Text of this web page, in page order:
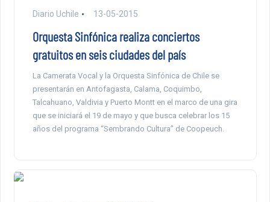
Diario Uchile 13-05-2015
Orquesta Sinfónica realiza conciertos
gratuitos en seis ciudades del país
La Camerata Vocal y la Orquesta Sinfónica de Chile se
presentarán en Antofagasta, Calama, Coquimbo,
Talcahuano, Valdivia y Puerto Montt en el marco de una gira
que se iniciará el 19 de mayo y que busca celebrar los 15
años del programa “Sembrando Cultura” de Coopeuch.